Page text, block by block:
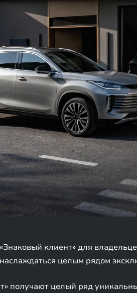
клиент» для
целым рядом
получают целый ряд